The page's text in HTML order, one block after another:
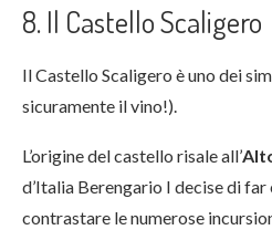
8. Il Castello Scaligero
Il Castello Scaligero è uno dei
sicuramente il vino!).
L’origine del castello risale all’
d’Italia Berengario I decise di
contrastare le numerose